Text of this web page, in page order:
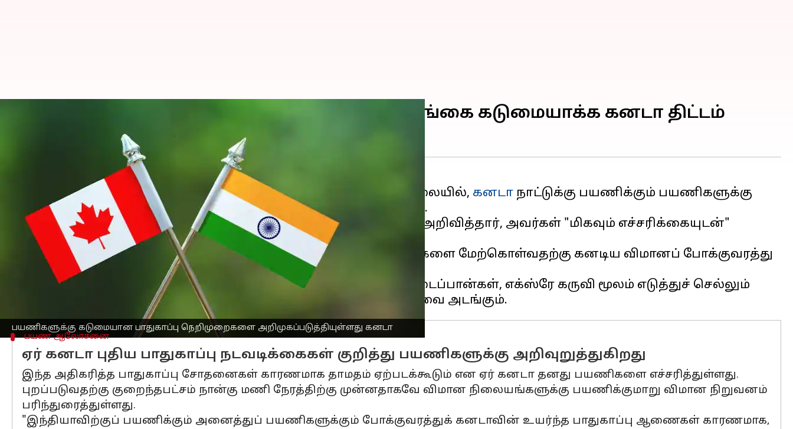
பயணிகளுக்கு கடுமையான பாதுகாப்பு நெறிமுறைகளை அறிமுகப்படுத்தியுள்ளது கனடா
இந்தியாவுக்கான பயணிகளுக்கான ஸ்கிரீனிங்கை கடுமையாக்க கனடா திட்டம்
Nov 20, 2024
இந்தியாவுடனான இராஜதந்திர உறவுகள் மோசமடைந்து வரும் நிலையில், கனடா நாட்டுக்கு பயணிக்கும் பயணிகளுக்கு
கடுமையான பாதுகாப்பு நெறிமுறைகளை அறிமுகப்படுத்தியுள்ளது.
புதிய நெறிமுறைகளை போக்குவரத்து அமைச்சர் அனிதா ஆனந்த் அறிவித்தார், அவர்கள் "மிகவும் எச்சரிக்கையுடன்"
விமான நிலையங்களில்
மேம்படுத்தப்பட்ட திரையிடல் நடவடிக்கைகளை மேற்கொள்வதற்கு கனடிய விமானப் போக்குவரத்து
பாதுகாப்பு ஆணையம் (CATSA) பொறுப்பாகும்.
ஸ்கிரீனிங்கில் ஒரு நபரின் தடயங்கள் தேவைப்படும்போது கை துடைப்பான்கள், எக்ஸ்ரே கருவி மூலம் எடுத்துச் செல்லும்
பயண ஆலோசனை
ஏர் கனடா புதிய பாதுகாப்பு நடவடிக்கைகள் குறித்து பயணிகளுக்கு அறிவுறுத்துகிறது
இந்த அதிகரித்த பாதுகாப்பு சோதனைகள் காரணமாக தாமதம் ஏற்படக்கூடும் என ஏர் கனடா தனது பயணிகளை எச்சரித்துள்ளது.
புறப்படுவதற்கு குறைந்தபட்சம் நான்கு மணி நேரத்திற்கு முன்னதாகவே விமான நிலையங்களுக்கு பயணிக்குமாறு விமான நிறுவனம்
பரிந்துரைத்துள்ளது.
"இந்தியாவிற்குப் பயணிக்கும் அனைத்துப் பயணிகளுக்கும் போக்குவரத்துக் கனடாவின் உயர்ந்த பாதுகாப்பு ஆணைகள் காரணமாக,